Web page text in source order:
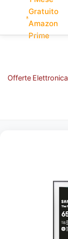
Gratuito
Amazon
Prime
Offerte Elettronica